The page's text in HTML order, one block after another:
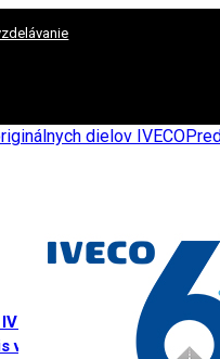
24/7
vozidiel IVECO
dielov IVECO